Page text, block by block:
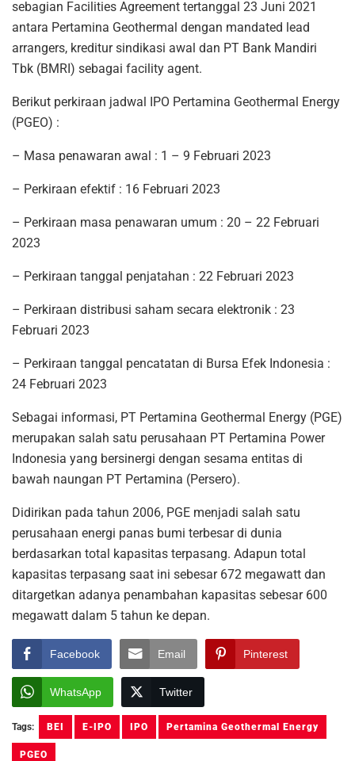
sebagian Facilities Agreement tertanggal 23 Juni 2021
antara Pertamina Geothermal dengan mandated lead
arrangers, kreditur sindikasi awal dan PT Bank Mandiri
Tbk (BMRI) sebagai facility agent.
Berikut perkiraan jadwal IPO Pertamina Geothermal Energy
(PGEO) :
– Masa penawaran awal : 1 – 9 Februari 2023
– Perkiraan efektif : 16 Februari 2023
– Perkiraan masa penawaran umum : 20 – 22 Februari
2023
– Perkiraan tanggal penjatahan : 22 Februari 2023
– Perkiraan distribusi saham secara elektronik : 23
Februari 2023
– Perkiraan tanggal pencatatan di Bursa Efek Indonesia :
24 Februari 2023
Sebagai informasi, PT Pertamina Geothermal Energy (PGE)
merupakan salah satu perusahaan PT Pertamina Power
Indonesia yang bersinergi dengan sesama entitas di
bawah naungan PT Pertamina (Persero).
Didirikan pada tahun 2006, PGE menjadi salah satu
perusahaan energi panas bumi terbesar di dunia
berdasarkan total kapasitas terpasang. Adapun total
kapasitas terpasang saat ini sebesar 672 megawatt dan
ditargetkan adanya penambahan kapasitas sebesar 600
megawatt dalam 5 tahun ke depan.
Facebook Email Pinterest
WhatsApp Twitter
Tags: BEI E-IPO IPO Pertamina Geothermal Energy
PGEO